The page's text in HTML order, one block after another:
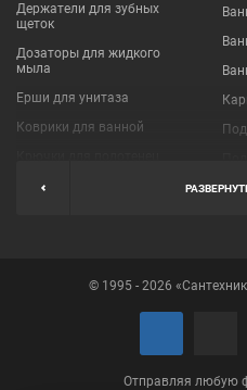
Держатели для зубных
щеток
Дозаторы для жидкого
мыла
Ерши для унитаза
Коврики для ванной
Мыльницы
Полотенцедержатели
Сушилки для белья
© 1995 - 2026
Отправляя любую